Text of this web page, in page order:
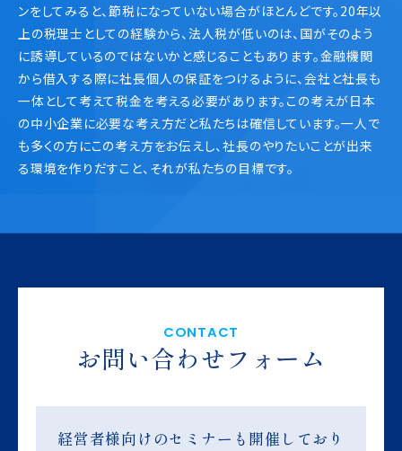
ンをしてみると、節税になっていない場合がほとんどです。20年以
上の税理士としての経験から、法人税が低いのは、国がそのよう
に誘導しているのではないかと感じることもあります。金融機関
から借入する際に社長個人の保証をつけるように、会社と社長も
一体として考えて税金を考える必要があります。この考えが日本
の中小企業に必要な考え方だと私たちは確信しています。一人で
も多くの方にこの考え方をお伝えし、社長のやりたいことが出来
る環境を作りだすこと、それが私たちの目標です。
CONTACT
お問い合わせフォーム
経営者様向けのセミナーも開催しており